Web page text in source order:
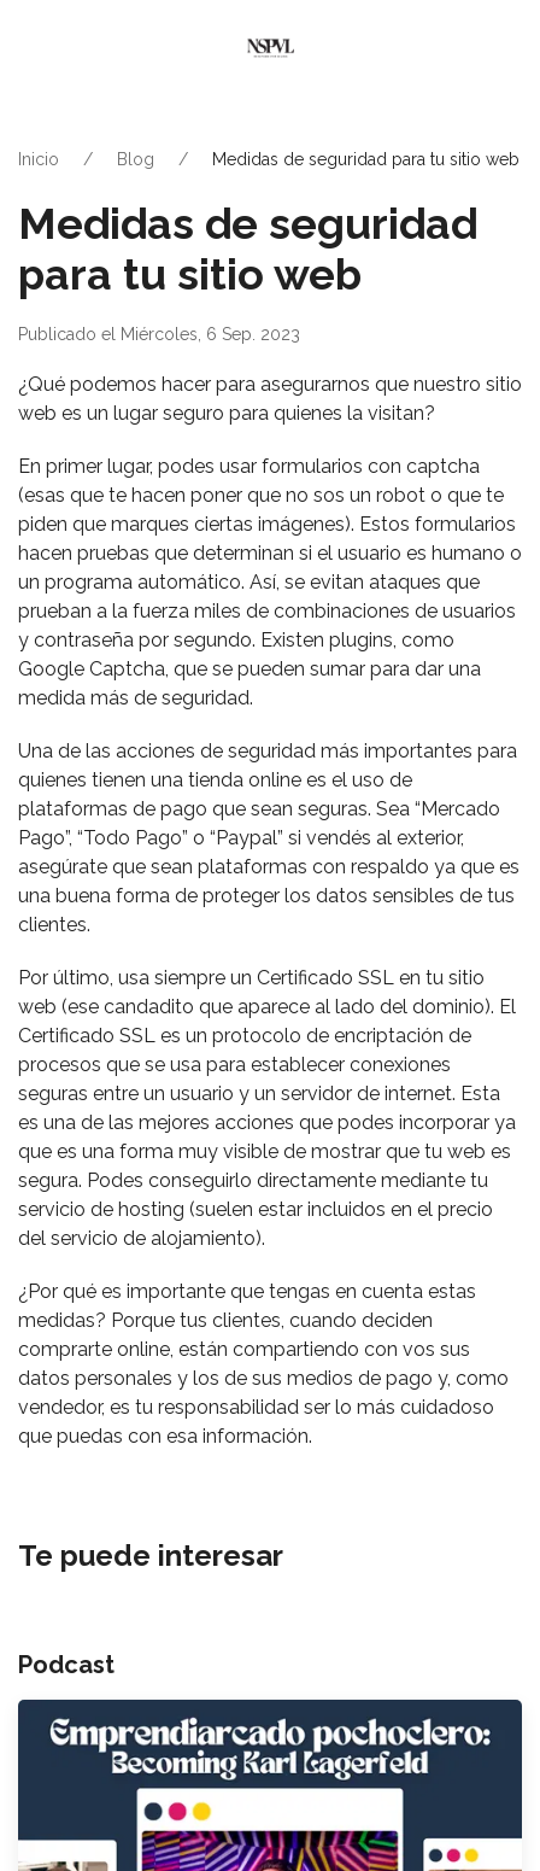
Inicio Blog Medidas de seguridad para tu sitio web
Medidas de seguridad
para tu sitio web
Publicado el Miércoles, 6 Sep. 2023
¿Qué podemos hacer para asegurarnos que nuestro sitio
web es un lugar seguro para quienes la visitan?
En primer lugar, podes usar formularios con captcha
(esas que te hacen poner que no sos un robot o que te
piden que marques ciertas imágenes). Estos formularios
hacen pruebas que determinan si el usuario es humano o
un programa automático. Así, se evitan ataques que
prueban a la fuerza miles de combinaciones de usuarios
y contraseña por segundo. Existen plugins, como
Google Captcha, que se pueden sumar para dar una
medida más de seguridad.
Una de las acciones de seguridad más importantes para
quienes tienen una tienda online es el uso de
plataformas de pago que sean seguras. Sea “Mercado
Pago”, “Todo Pago” o “Paypal” si vendés al exterior,
asegúrate que sean plataformas con respaldo ya que es
una buena forma de proteger los datos sensibles de tus
clientes.
Por último, usa siempre un Certificado SSL en tu sitio
web (ese candadito que aparece al lado del dominio). El
Certificado SSL es un protocolo de encriptación de
procesos que se usa para establecer conexiones
seguras entre un usuario y un servidor de internet. Esta
es una de las mejores acciones que podes incorporar ya
que es una forma muy visible de mostrar que tu web es
segura. Podes conseguirlo directamente mediante tu
servicio de hosting (suelen estar incluidos en el precio
del servicio de alojamiento).
¿Por qué es importante que tengas en cuenta estas
medidas? Porque tus clientes, cuando deciden
comprarte online, están compartiendo con vos sus
datos personales y los de sus medios de pago y, como
vendedor, es tu responsabilidad ser lo más cuidadoso
que puedas con esa información.
Te puede interesar
Podcast